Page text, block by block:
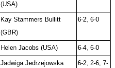
(USA)
Kay Stammers Bullitt
(GBR)
6-2, 6-0
Helen Jacobs (USA) 6-4, 6-0
Jadwiga Jedrzejowska
6-2, 2-6, 7-